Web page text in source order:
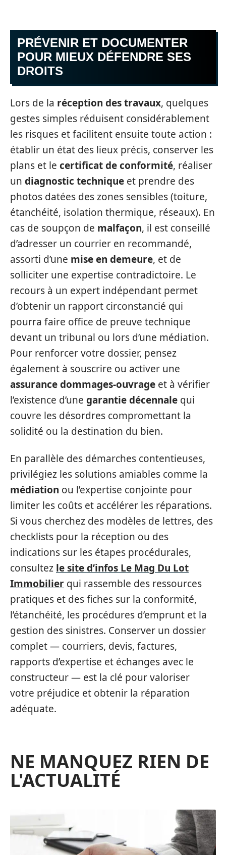
PRÉVENIR ET DOCUMENTER
POUR MIEUX DÉFENDRE SES
DROITS
Lors de la réception des travaux, quelques
gestes simples réduisent considérablement
les risques et facilitent ensuite toute action :
établir un état des lieux précis, conserver les
plans et le certificat de conformité, réaliser
un diagnostic technique et prendre des
photos datées des zones sensibles (toiture,
étanchéité, isolation thermique, réseaux). En
cas de soupçon de malfaçon, il est conseillé
d’adresser un courrier en recommandé,
assorti d’une mise en demeure, et de
solliciter une expertise contradictoire. Le
recours à un expert indépendant permet
d’obtenir un rapport circonstancié qui
pourra faire office de preuve technique
devant un tribunal ou lors d’une médiation.
Pour renforcer votre dossier, pensez
également à souscrire ou activer une
assurance dommages-ouvrage et à vérifier
l’existence d’une garantie décennale qui
couvre les désordres compromettant la
solidité ou la destination du bien.
En parallèle des démarches contentieuses,
privilégiez les solutions amiables comme la
médiation ou l’expertise conjointe pour
limiter les coûts et accélérer les réparations.
Si vous cherchez des modèles de lettres, des
checklists pour la réception ou des
indications sur les étapes procédurales,
consultez le site d’infos Le Mag Du Lot
Immobilier qui rassemble des ressources
pratiques et des fiches sur la conformité,
l’étanchéité, les procédures d’emprunt et la
gestion des sinistres. Conserver un dossier
complet — courriers, devis, factures,
rapports d’expertise et échanges avec le
constructeur — est la clé pour valoriser
votre préjudice et obtenir la réparation
adéquate.
NE MANQUEZ RIEN DE
L'ACTUALITÉ